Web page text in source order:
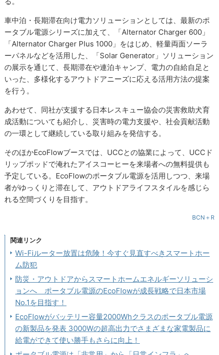
車中泊・長期滞在向け電力ソリューションとしては、最新のポ
ータブル電源シリーズに加えて、「Alternator Charger 600」
「Alternator Charger Plus 1000」をはじめ、軽量両面ソーラ
ーパネルなどを活用した、「Solar Generator」ソリューション
の展示を通じて、長期滞在や連泊キャンプ、電力の自給自足と
いった、多様化するアウトドアニーズに応える活用方法の提案
を行う。
あわせて、同社が支援する日本レスキュー協会の災害救助犬育
成活動についても紹介し、災害時の電力支援や、社会貢献活動
の一環として継続している取り組みを発信する。
そのほかEcoFlowブースでは、UCCとの協業によって、UCCド
リップポッドで淹れたアイスコーヒーを来場者への無料提供も
予定している。EcoFlowのポータブル電源を活用しつつ、来場
者がゆっくりと滞在して、アウトドアライフスタイルを感じら
れる空間づくりを目指す。
BCN＋R
関連リンク
Wi-Fiルーター放置は危険！今すぐ見直すべきスマートホー
ム防犯
防災・アウトドアからスマートホームエネルギーソリューシ
ョンへ ポータブル電源のEcoFlowが成長戦略で日本市場
No.1を目指す！
EcoFlowがバッテリー容量2000Whクラスのポータブル電源
の新製品を発表 3000Wの超高出力でさまざまな家電製品に
給電ができて使い勝手もさらに向上！